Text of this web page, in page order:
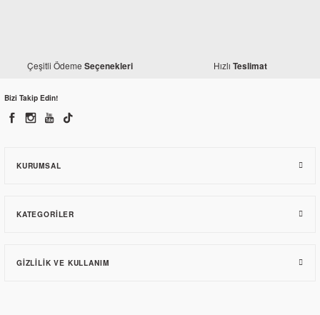
Çeşitli Ödeme Seçenekleri Hızlı Teslimat
Bizi Takip Edin!
KURUMSAL
KATEGORILER
GIZLILIK VE KULLANIM